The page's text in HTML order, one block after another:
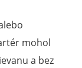
mohol
a bez